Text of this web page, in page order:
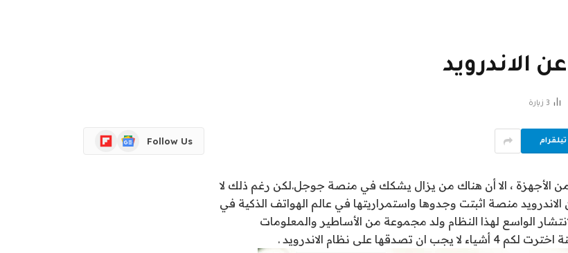
3 زيارة
تيلقرام Follow Us
Google
News
Flipboard
من الأجهزة ، الا أن هناك من يزال يشكك في منصة جوجل.لكن رغم ذلك لا
منصة اثبتت وجدوها واستمراريتها في عالم الهواتف الذكية في
الواسع لهذا النظام ولد مجموعة من الأساطير والمعلومات
على نظام الاندرويد .